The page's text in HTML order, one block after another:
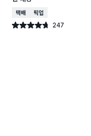
택배배송매장픽업
별점 4.7점 247
건 작성